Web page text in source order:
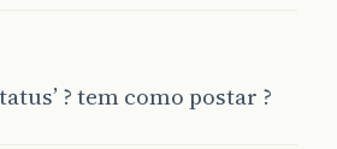
? tem como postar ?